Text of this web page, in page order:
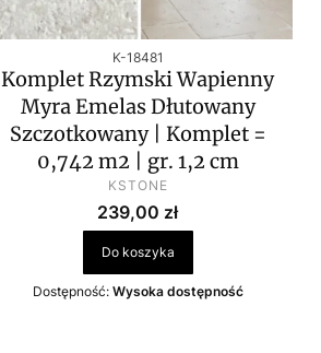
Kod produktu
K-18481
Komplet Rzymski Wapienny
Myra Emelas Dłutowany
Szczotkowany | Komplet =
0,742 m2 | gr. 1,2 cm
PRODUCENT
KSTONE
Cena
239,00 zł
Do koszyka
Dostępność: Wysoka dostępność